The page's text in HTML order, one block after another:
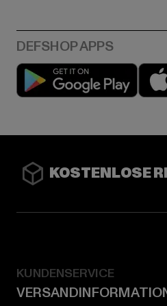
Play
KOSTENLOSE
KUNDENSERVICE